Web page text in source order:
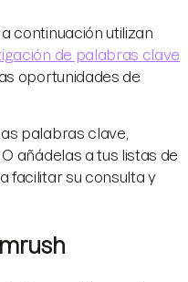
continuación utilizan
de palabras clave
oportunidades de
palabras clave,
añádelas a tus listas de
facilitar su consulta y